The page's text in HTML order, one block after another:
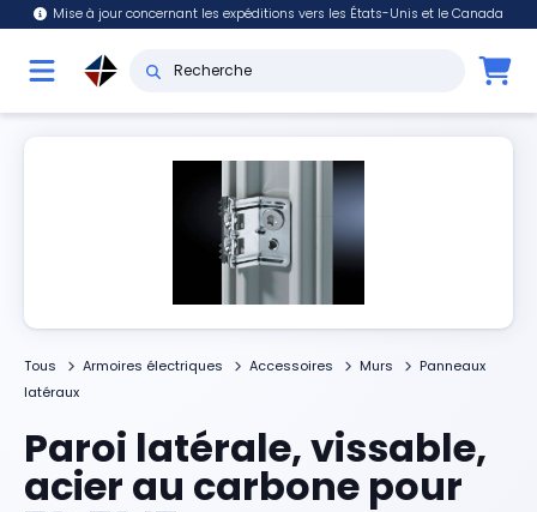
Mise à jour concernant les expéditions vers les États-Unis et le Canada
Tous Armoires électriques Accessoires Murs
Panneaux
latéraux
Paroi latérale, vissable,
acier au carbone pour